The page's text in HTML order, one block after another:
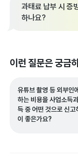
과태료 납부 시 증
하나요?
이런 질문은 궁금
유튜브 촬영 등 외부인
하는 비용을 사업소득
득 중 어떤 것으로 신고
이 좋은가요?